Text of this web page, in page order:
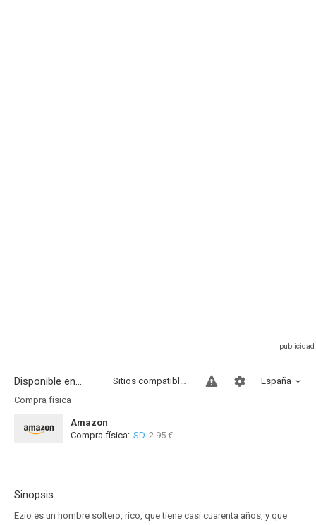
Disponible en... España
Sitios compatibles
Compra física
Amazon
Compra física: SD 2.95 €
Sinopsis
Ezio es un hombre soltero, rico, que tiene casi cuarenta años, y que